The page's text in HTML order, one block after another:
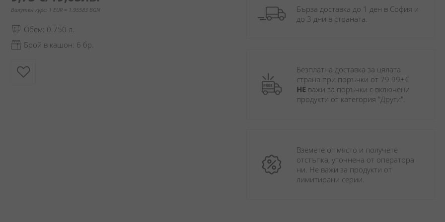
Валутен курс: 1 EUR = 1.95583 BGN
Обем: 0.750 л.
Брой в кашон: 6 бр.
Бърза доставка до 1 ден в София и
до 3 дни в страната.
Безплатна доставка за цялата
НЕ важи за поръчки с включени
продукти от категория "Други".
Вземете от място и получете
отстъпка, уточнена от оператора
ни. Не важи за продукти от
лимитирани серии.